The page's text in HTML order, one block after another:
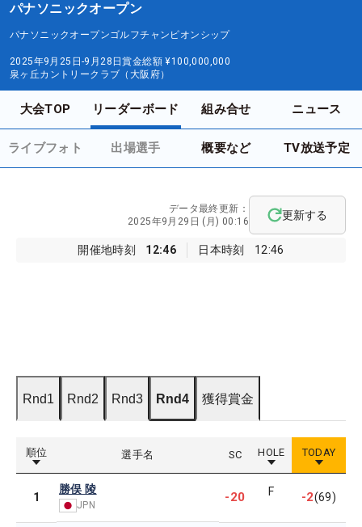
パナソニックオープン
パナソニックオープンゴルフチャンピオンシップ
2025年9月25日-9月28日賞金総額 ¥100,000,000
泉ヶ丘カントリークラブ（大阪府）
大会TOP リーダーボード 組み合せ ニュース
ライブフォト 出場選手 概要など TV放送予定
開催地時刻 12:46 日本時刻 12:46
データ最終更新：
2025年9月29日 (月) 00:16
更新する
Rnd1 Rnd2 Rnd3 Rnd4 獲得賞金
順位 選手名 SC HOLE TODAY
1
勝俣 陵
JPN
-20 F -2(69)